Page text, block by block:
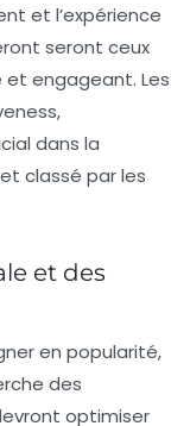
et l’expérience
seront ceux
engageant. Les
dans la
classé par les
et des
en popularité,
des
optimiser